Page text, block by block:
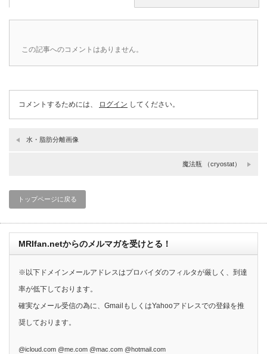
この記事へのコメントはありません。
コメントするためには、 ログイン してください。
水・脂肪分離画像
魔法瓶 （cryostat）
トップページに戻る
MRIfan.netからのメルマガを受けとる！
※以下ドメインメールアドレスはプロバイダのフィルタが厳しく、到達
率が低下しております。
確実なメール受信の為に、GmailもしくはYahooアドレスでの登録を推
奨しております。
@icloud.com @me.com @mac.com @hotmail.com